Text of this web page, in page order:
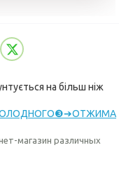
на більш ніж
магазин различных